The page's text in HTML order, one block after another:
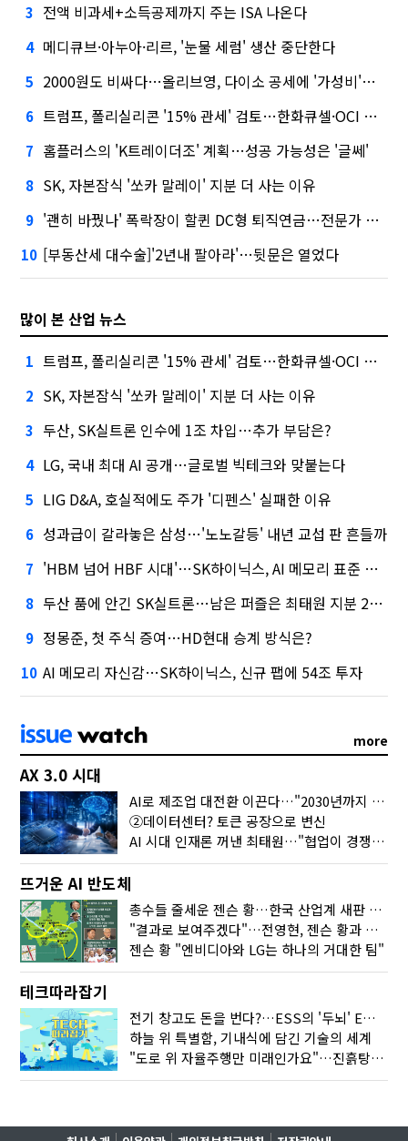
3 전액 비과세+소득공제까지 주는 ISA 나온다
4 메디큐브·아누아·리르, '눈물 세럼' 생산 중단한다
5 2000원도 비싸다…올리브영, 다이소 공세에 '가성비'로 맞불
6 트럼프, 폴리실리콘 '15% 관세' 검토…한화큐셀·OCI 영향은?
7 홈플러스의 'K트레이더조' 계획…성공 가능성은 '글쎄'
8 SK, 자본잠식 '쏘카 말레이' 지분 더 사는 이유
9 '괜히 바꿨나' 폭락장이 할퀸 DC형 퇴직연금…전문가 조언은
10 [부동산세 대수술]'2년내 팔아라'…뒷문은 열었다
많이 본 산업 뉴스
1 트럼프, 폴리실리콘 '15% 관세' 검토…한화큐셀·OCI 영향은?
2 SK, 자본잠식 '쏘카 말레이' 지분 더 사는 이유
3 두산, SK실트론 인수에 1조 차입…추가 부담은?
4 LG, 국내 최대 AI 공개…글로벌 빅테크와 맞붙는다
5 LIG D&A, 호실적에도 주가 '디펜스' 실패한 이유
6 성과급이 갈라놓은 삼성…'노노갈등' 내년 교섭 판 흔들까
7 'HBM 넘어 HBF 시대'…SK하이닉스, AI 메모리 표준 선점 나섰다
8 두산 품에 안긴 SK실트론…남은 퍼즐은 최태원 지분 29.4%
9 정몽준, 첫 주식 증여…HD현대 승계 방식은?
10 AI 메모리 자신감…SK하이닉스, 신규 팹에 54조 투자
more
AX 3.0 시대
AI로 제조업 대전환 이끈다…"2030년까지 민관합동 20조 투자"
②데이터센터? 토큰 공장으로 변신
AI 시대 인재론 꺼낸 최태원…"협업이 경쟁력"
뜨거운 AI 반도체
총수들 줄세운 젠슨 황…한국 산업계 새판 짰다
"결과로 보여주겠다"…전영현, 젠슨 황과 HBM5 논의
젠슨 황 "엔비디아와 LG는 하나의 거대한 팀"
테크따라잡기
전기 창고도 돈을 번다?…ESS의 '두뇌' EMO가 뭐길래
하늘 위 특별함, 기내식에 담긴 기술의 세계
"도로 위 자율주행만 미래인가요"…진흙탕서 길 내는 HD현대 AI 기술